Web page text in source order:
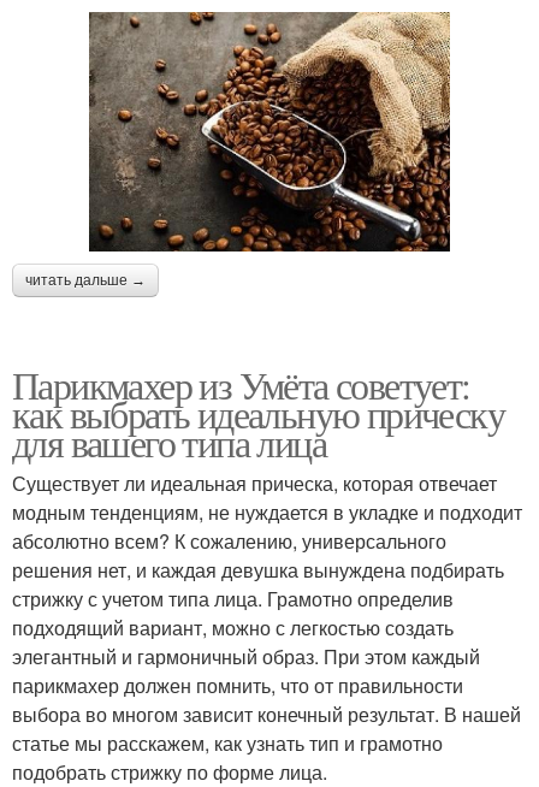
читать дальше →
Парикмахер из Умёта советует:
как выбрать идеальную прическу
для вашего типа лица
Существует ли идеальная прическа, которая отвечает
модным тенденциям, не нуждается в укладке и подходит
абсолютно всем? К сожалению, универсального
решения нет, и каждая девушка вынуждена подбирать
стрижку с учетом типа лица. Грамотно определив
подходящий вариант, можно с легкостью создать
элегантный и гармоничный образ. При этом каждый
парикмахер должен помнить, что от правильности
выбора во многом зависит конечный результат. В нашей
статье мы расскажем, как узнать тип и грамотно
подобрать стрижку по форме лица.